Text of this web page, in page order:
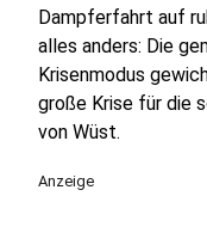
Dampferfahrt auf
alles anders: Die
Krisenmodus
große Krise für die
von Wüst.
Anzeige